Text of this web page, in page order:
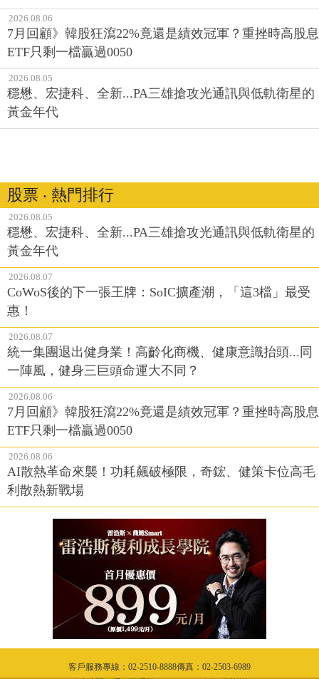
2026.08.06
7月回顧》韓股狂瀉22%竟還是績效冠軍？重挫時高股息
ETF只剩一檔贏過0050
2026.08.05
穩懋、宏捷科、全新...PA三雄搶攻光通訊與低軌衛星的
黃金年代
股票 ‧ 熱門排行
2026.08.05
穩懋、宏捷科、全新...PA三雄搶攻光通訊與低軌衛星的
黃金年代
2026.08.07
CoWoS後的下一張王牌：SoIC擴產潮，「這3檔」最受
惠！
2026.08.07
統一集團退出健身業！高齡化商機、健康意識抬頭...同
一陣風，健身三巨頭命運大不同？
2026.08.06
7月回顧》韓股狂瀉22%竟還是績效冠軍？重挫時高股息
ETF只剩一檔贏過0050
2026.08.06
AI散熱革命來襲！功耗飆破極限，奇鋐、健策卡位高毛
利散熱新戰場
客戶服務專線：02-2510-8888傳真：02-2503-6989